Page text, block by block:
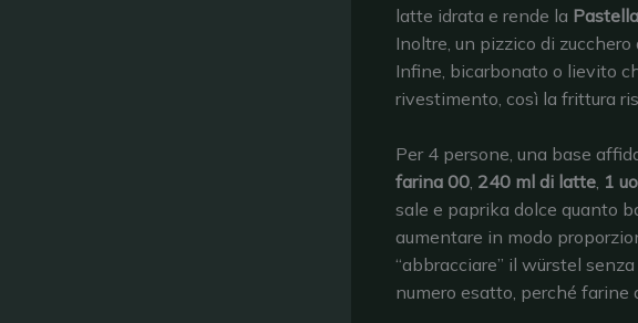
latte idrata e rende la Pastella
Inoltre, un pizzico di
Infine, bicarbonato o lievito
rivestimento, così la frittura
Per 4 persone, una base
farina 00, 240 ml di latte, 1
sale e paprika dolce quanto
aumentare in modo
“abbracciare” il würstel
numero esatto, perché